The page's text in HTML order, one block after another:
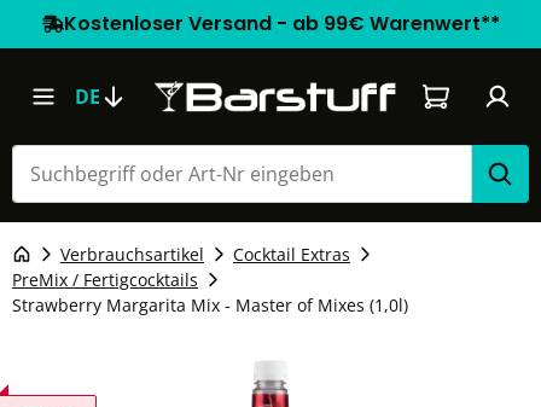
Kostenloser Versand - ab 99€ Warenwert**
DE Warenkorb
Verbrauchsartikel
Cocktail Extras
PreMix / Fertigcocktails
Strawberry Margarita Mix - Master of Mixes (1,0l)